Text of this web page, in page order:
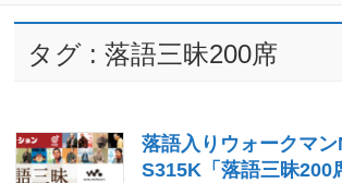
タグ : 落語三昧200席
落語入りウォークマ
S315K「落語三昧200